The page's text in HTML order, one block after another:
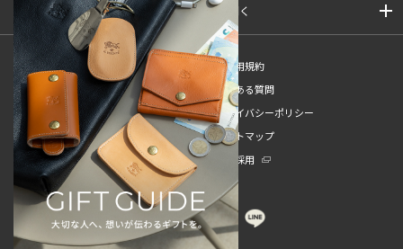
サイトマップを開く
新規会員登録
ご利用規約
ご利用ガイド
よくある質問
特定商取引法
プライバシーポリシー
お問い合わせ
サイトマップ
販売スタッフ中途採用
新卒採用